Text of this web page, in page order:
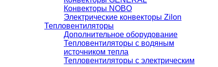
Конвекторы NOBO
Электрические конвекторы Zilon
Тепловентиляторы
Дополнительное оборудование
Тепловентиляторы с водяным
источником тепла
Тепловентиляторы с электрическим